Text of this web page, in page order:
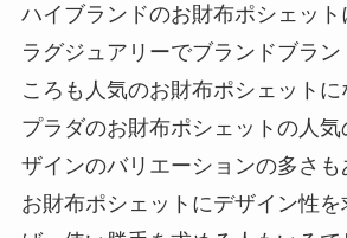
ハイブランドのお財布ポシェット
ラグジュアリーでブランドブラン
ころも人気のお財布ポシェットに
プラダのお財布ポシェットの人
ザインのバリエーションの多さも
お財布ポシェットにデザイン性